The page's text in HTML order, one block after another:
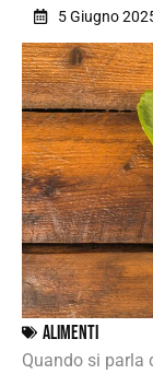
5 Giugno
Alimenti
Quando si parla